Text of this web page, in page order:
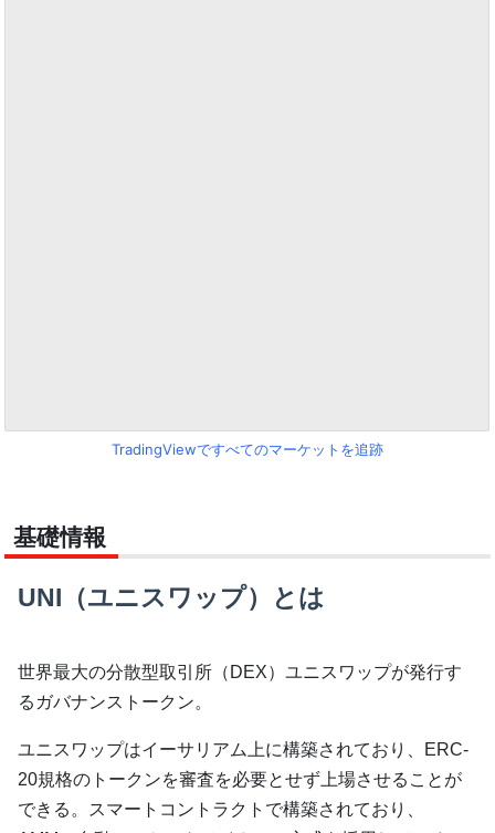
TradingViewですべてのマーケットを追跡
基礎情報
UNI（ユニスワップ）とは
世界最大の分散型取引所（DEX）ユニスワップが発行す
るガバナンストークン。
ユニスワップはイーサリアム上に構築されており、ERC-
20規格のトークンを審査を必要とせず上場させることが
できる。スマートコントラクトで構築されており、